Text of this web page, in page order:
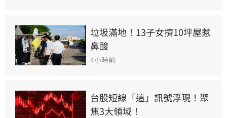
垃圾滿地！13子女擠10坪屋惹
鼻酸
4小時前
台股短線「這」訊號浮現！聚
焦3大領域！